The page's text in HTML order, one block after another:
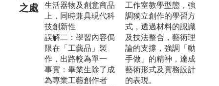
之處
生活器物及創意商品
上，同時兼具現代科
技創新性
誤解二：學習內容侷
限在「工藝品」製
作，出路較為單一
事實：畢業生除了成
為專業工藝創作者
工作室教學型態，強
調獨立創作的學習方
式，透過材料的認識
及技法整合，藝術理
論的支撐，強調「動
手做」的精神，達成
藝術形式及實務設計
的表現。